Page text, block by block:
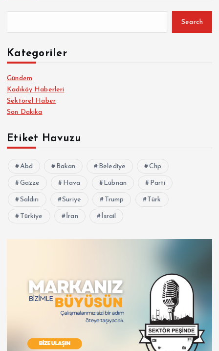
Search
Kategoriler
Gündem
Kadıköy Haberleri
Sektörel Haber
Son Dakika
Etiket Havuzu
Abd Bakan Belediye Chp
Gazze Hava Lübnan Parti
Saldırı Suriye Trump Türk
Türkiye İran İsrail